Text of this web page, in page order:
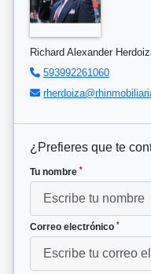
Richard Alexander
593992261060
¿Prefieres que te
Tu nombre *
Correo electrónico *